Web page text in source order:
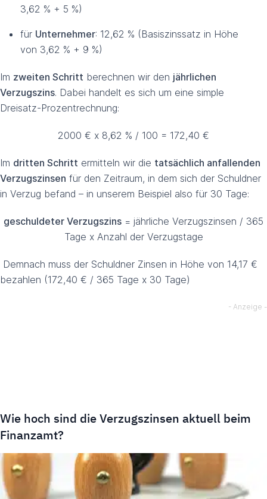
3,62 % + 5 %)
für Unternehmer: 12,62 % (Basiszinssatz in Höhe
von 3,62 % + 9 %)
Im zweiten Schritt berechnen wir den jährlichen
Verzugszins. Dabei handelt es sich um eine simple
Dreisatz-Prozentrechnung:
2000 € x 8,62 % / 100 = 172,40 €
Im dritten Schritt ermitteln wir die tatsächlich anfallenden
Verzugszinsen für den Zeitraum, in dem sich der Schuldner
in Verzug befand – in unserem Beispiel also für 30 Tage:
geschuldeter Verzugszins = jährliche Verzugszinsen / 365
Tage x Anzahl der Verzugstage
Demnach muss der Schuldner Zinsen in Höhe von 14,17 €
bezahlen (172,40 € / 365 Tage x 30 Tage)
Wie hoch sind die Verzugszinsen aktuell beim
Finanzamt?